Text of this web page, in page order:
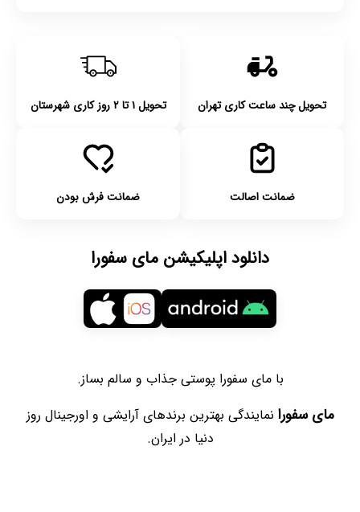
تحویل چند ساعت کاری تهران تحویل ۱ تا ۲ روز کاری شهرستان
ضمانت اصالت ضمانت فرش بودن
دانلود اپلیکیشن مای سفورا
با مای سفورا پوستی جذاب و سالم بساز.
مای سفورا نمایندگی بهترین برندهای آرایشی و اورجینال روز
دنیا در ایران.